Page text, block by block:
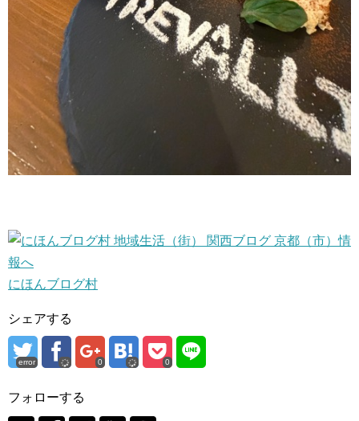
にほんブログ村
シェアする
error 0 0
フォローする